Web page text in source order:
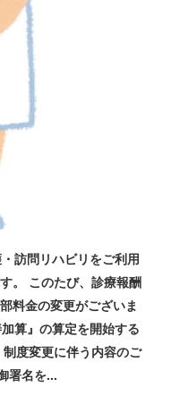
訪問リハビリをご利用
。 このたび、診療報酬
料金の変更がございま
算』の算定を開始する
度変更に伴う内容のご
署名を...